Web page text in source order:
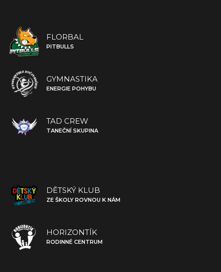
FLORBAL
PITBULLS
GYMNASTIKA
ENERGIE POHYBU
TAD CREW
TANEČNÍ SKUPINA
DĚTSKÝ KLUB
ZE ŠKOLY ROVNOU K NÁM
HORIZONTÍK
RODINNÉ CENTRUM